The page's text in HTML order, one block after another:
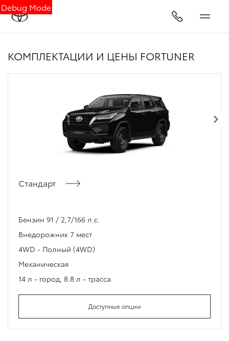
Debug Mode
КОМПЛЕКТАЦИИ И ЦЕНЫ FORTUNER
Стандарт
Бензин 91 / 2,7/166 л.с.
Внедорожник 7 мест
4WD - Полный (4WD)
Механическая
14 л - город, 8.8 л - трасса
Доступные опции